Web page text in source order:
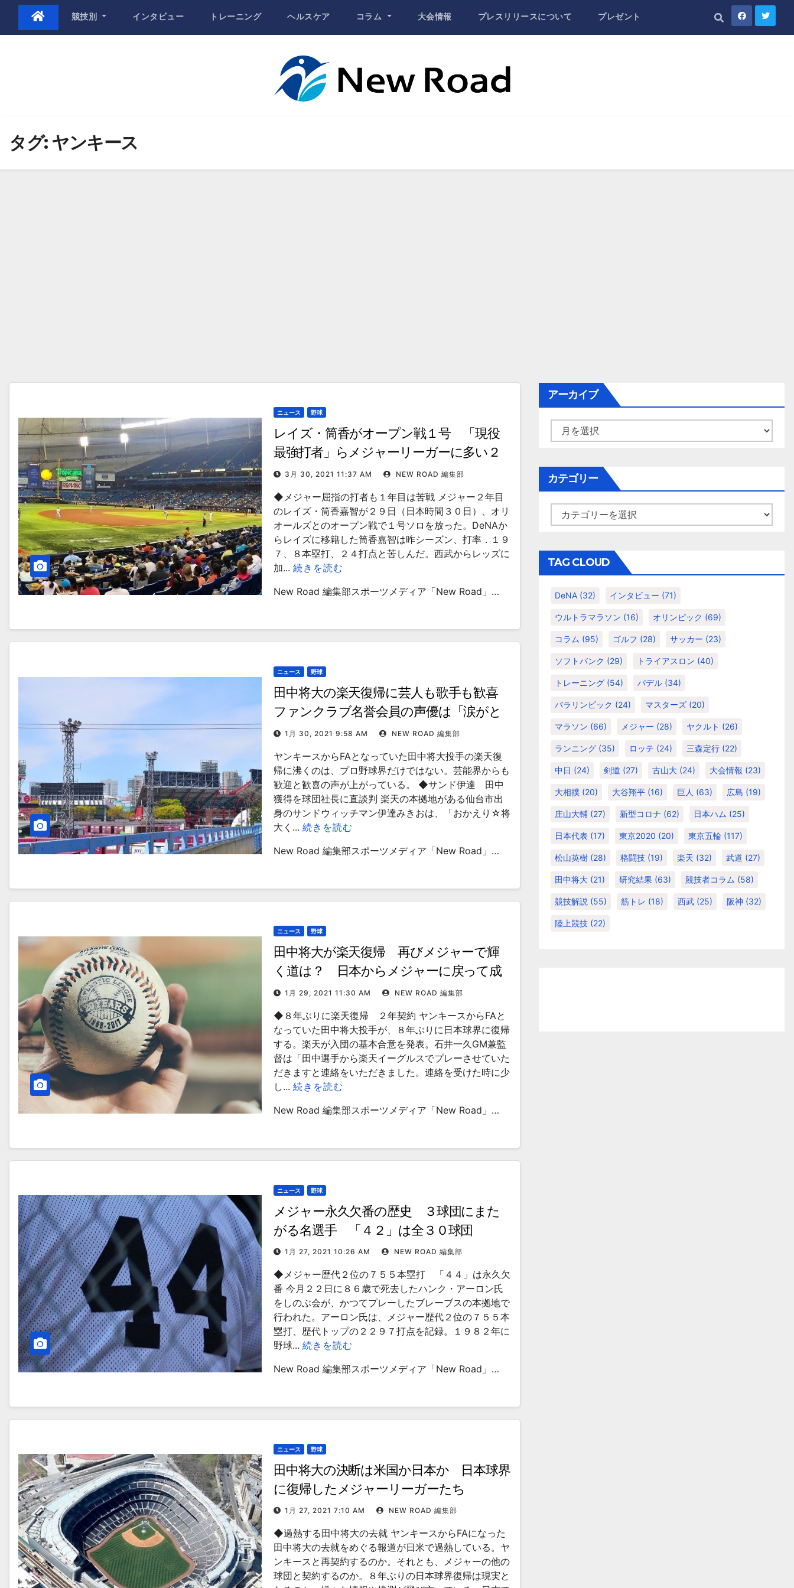
Skip
content
競技別 インタビュー トレーニング ヘルスケア コラム 大会情報 プレスリリースについて プレゼント
タグ: ヤンキース
ニュース 野球
レイズ・筒香がオープン戦１号 「現役
最強打者」らメジャーリーガーに多い２
年目の飛躍
3月 30, 2021 11:37 AM NEW ROAD 編集部
◆メジャー屈指の打者も１年目は苦戦 メジャー２年目
のレイズ・筒香嘉智が２９日（日本時間３０日）、オリ
オールズとのオープン戦で１号ソロを放った。DeNAか
らレイズに移籍した筒香嘉智は昨シーズン、打率．１９
７、８本塁打、２４打点と苦しんだ。西武からレッズに
加... 続きを読む
New Road 編集部スポーツメディア「New Road」…
ニュース 野球
田中将大の楽天復帰に芸人も歌手も歓喜
ファンクラブ名誉会員の声優は「涙がと
まらん」
1月 30, 2021 9:58 AM NEW ROAD 編集部
ヤンキースからFAとなっていた田中将大投手の楽天復
帰に沸くのは、プロ野球界だけではない。芸能界からも
歓迎と歓喜の声が上がっている。 ◆サンド伊達 田中
獲得を球団社長に直談判 楽天の本拠地がある仙台市出
身のサンドウィッチマン伊達みきおは、「おかえり☆将
大く... 続きを読む
New Road 編集部スポーツメディア「New Road」…
ニュース 野球
田中将大が楽天復帰 再びメジャーで輝
く道は？ 日本からメジャーに戻って成
功した選手も
1月 29, 2021 11:30 AM NEW ROAD 編集部
◆８年ぶりに楽天復帰 ２年契約 ヤンキースからFAと
なっていた田中将大投手が、８年ぶりに日本球界に復帰
する。楽天が入団の基本合意を発表。石井一久GM兼監
督は「田中選手から楽天イーグルスでプレーさせていた
だきますと連絡をいただきました。連絡を受けた時に少
し... 続きを読む
New Road 編集部スポーツメディア「New Road」…
ニュース 野球
メジャー永久欠番の歴史 ３球団にまた
がる名選手 「４２」は全３０球団
1月 27, 2021 10:26 AM NEW ROAD 編集部
◆メジャー歴代２位の７５５本塁打 「４４」は永久欠
番 今月２２日に８６歳で死去したハンク・アーロン氏
をしのぶ会が、かつてプレーしたブレーブスの本拠地で
行われた。アーロン氏は、メジャー歴代２位の７５５本
塁打、歴代トップの２２９７打点を記録。１９８２年に
野球... 続きを読む
New Road 編集部スポーツメディア「New Road」…
ニュース 野球
田中将大の決断は米国か日本か 日本球界
に復帰したメジャーリーガーたち
1月 27, 2021 7:10 AM NEW ROAD 編集部
◆過熱する田中将大の去就 ヤンキースからFAになった
田中将大の去就をめぐる報道が日米で過熱している。ヤ
ンキースと再契約するのか。それとも、メジャーの他の
球団と契約するのか。８年ぶりの日本球界復帰は現実と
アーカイブ
ー
イ
ブ
カテゴリー
テ
リ
ー
TAG CLOUD
DeNA (32) インタビュー (71)
ウルトラマラソン (16) オリンピック (69)
コラム (95) ゴルフ (28) サッカー (23)
ソフトバンク (29) トライアスロン (40)
トレーニング (54) パデル (34)
パラリンピック (24) マスターズ (20)
マラソン (66) メジャー (28) ヤクルト (26)
ランニング (35) ロッテ (24) 三森定行 (22)
中日 (24) 剣道 (27) 古山大 (24) 大会情報 (23)
大相撲 (20) 大谷翔平 (16) 巨人 (63) 広島 (19)
庄山大輔 (27) 新型コロナ (62) 日本ハム (25)
日本代表 (17) 東京2020 (20) 東京五輪 (117)
松山英樹 (28) 格闘技 (19) 楽天 (32) 武道 (27)
田中将大 (21) 研究結果 (63) 競技者コラム (58)
競技解説 (55) 筋トレ (18) 西武 (25) 阪神 (32)
陸上競技 (22)